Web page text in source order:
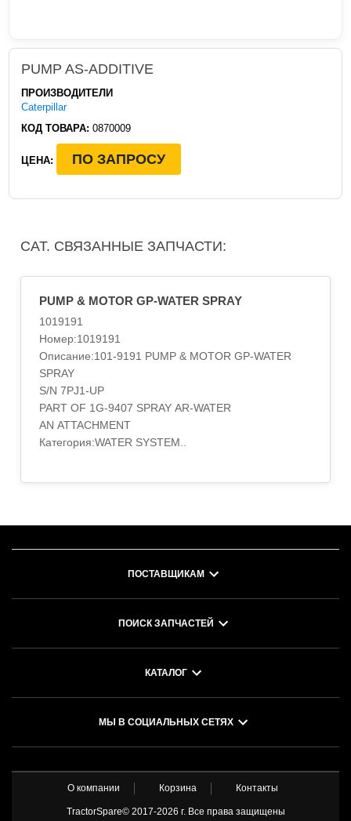
PUMP AS-ADDITIVE
ПРОИЗВОДИТЕЛИ
Caterpillar
КОД ТОВАРА: 0870009
ЦЕНА: ПО ЗАПРОСУ
CAT. СВЯЗАННЫЕ ЗАПЧАСТИ:
PUMP & MOTOR GP-WATER SPRAY
1019191
Номер:1019191
Описание:101-9191 PUMP & MOTOR GP-WATER
SPRAY
S/N 7PJ1-UP
PART OF 1G-9407 SPRAY AR-WATER
AN ATTACHMENT
Категория:WATER SYSTEM..
ПОСТАВЩИКАМ
ПОИСК ЗАПЧАСТЕЙ
КАТАЛОГ
МЫ В СОЦИАЛЬНЫХ СЕТЯХ
О компании Корзина Контакты
TractorSpare© 2017-2026 г. Все права защищены